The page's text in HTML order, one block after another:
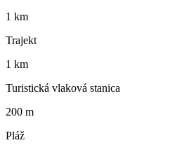
1 km
Trajekt
1 km
Turistická vlaková stanica
200 m
Pláž